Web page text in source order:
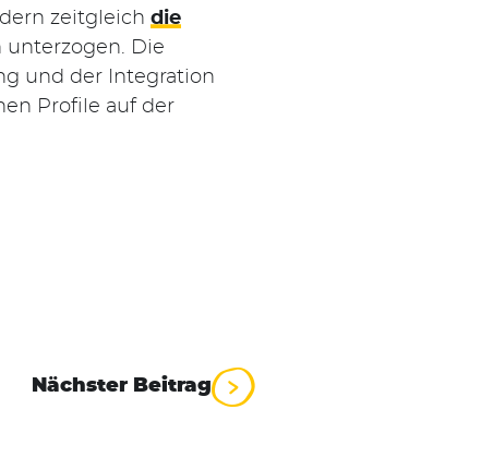
zeitgleich die
unterzogen. Die
und der Integration
Profile auf der
Nächster Beitrag